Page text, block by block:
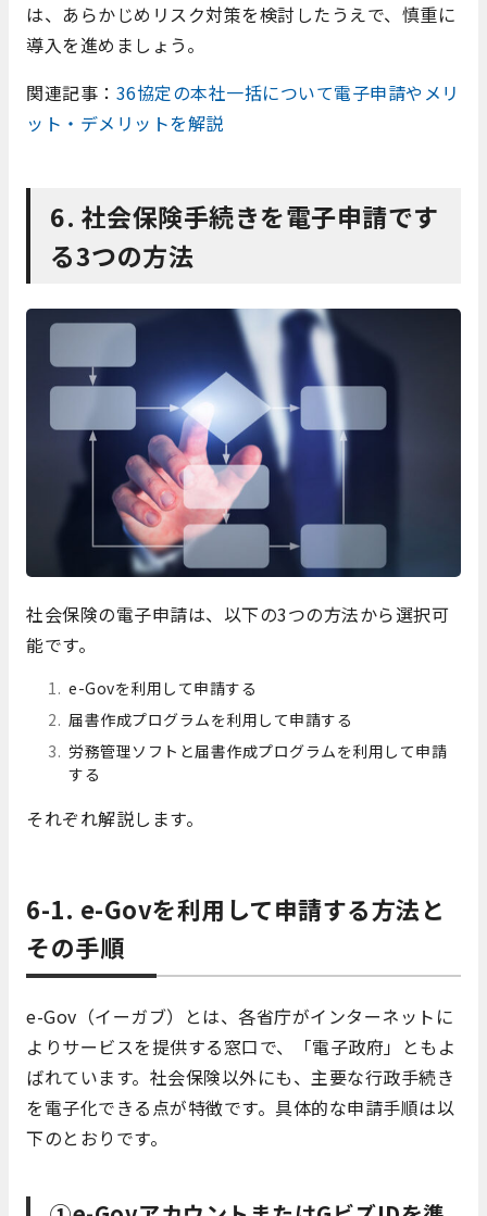
は、あらかじめリスク対策を検討したうえで、慎重に
導入を進めましょう。
関連記事： 36協定の本社一括について電子申請やメリ
ット・デメリットを解説
6. 社会保険手続きを電子申請です
る3つの方法
社会保険の電子申請は、以下の3つの方法から選択可
能です。
e-Govを利用して申請する
届書作成プログラムを利用して申請する
労務管理ソフトと届書作成プログラムを利用して申請
する
それぞれ解説します。
6-1. e-Govを利用して申請する方法と
その手順
e-Gov（イーガブ）とは、各省庁がインターネットに
よりサービスを提供する窓口で、「電子政府」ともよ
ばれています。社会保険以外にも、主要な行政手続き
を電子化できる点が特徴です。具体的な申請手順は以
下のとおりです。